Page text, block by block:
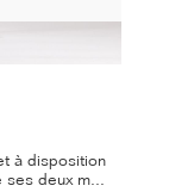
à disposition
deux m...